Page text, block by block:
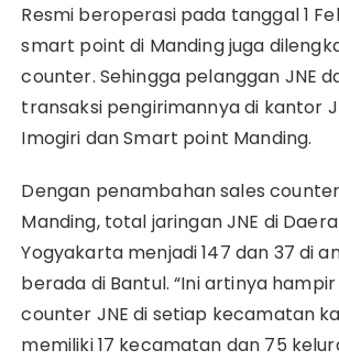
Resmi beroperasi pada tanggal 1
smart point di Manding juga
counter. Sehingga pelanggan JNE
transaksi pengirimannya di kantor
Imogiri dan Smart point Manding.
Dengan penambahan sales
Manding, total jaringan JNE di
Yogyakarta menjadi 147 dan 37 di
berada di Bantul. “Ini artinya
counter JNE di setiap kecamatan
memiliki 17 kecamatan dan 75